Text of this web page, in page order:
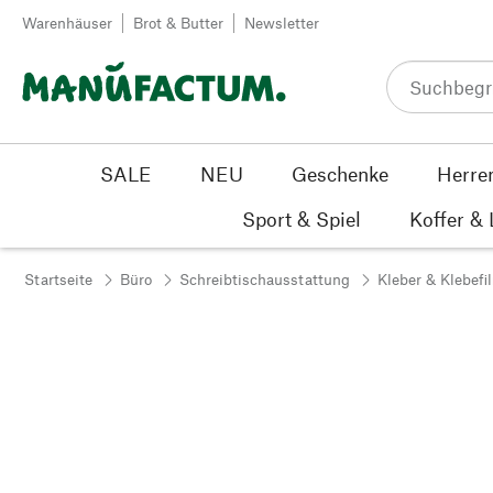
Zum Inhalt springen
Warenhäuser Brot & Butter Newsletter
SALE NEU Geschenke
Sport & Spiel
Koffer &
Startseite Büro Schreibtischausstattung Kleber &